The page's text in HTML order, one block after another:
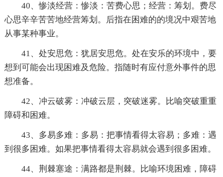
40、惨淡经营：惨淡：苦费心思；经营：筹划。费尽
心思辛辛苦苦地经营筹划。后指在困难的的境况中艰苦地
从事某种事业。
41、处安思危：犹居安思危。处在安乐的环境中，要
想到可能会出现困难及危险。指随时有应付意外事件的思
想准备。
42、冲云破雾：冲破云层，突破迷雾。比喻突破重重
障碍和困难。
43、多易多难：多易：把事情看得太容易；多难：遇
到很多困难。如果把事情看得太容易就会遇到很多困难。
44、荆棘塞途：满路都是荆棘。比喻环境困难，障碍